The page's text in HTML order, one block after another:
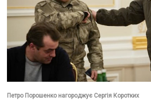
Петро Порошенко нагороджує Сергія Коротких